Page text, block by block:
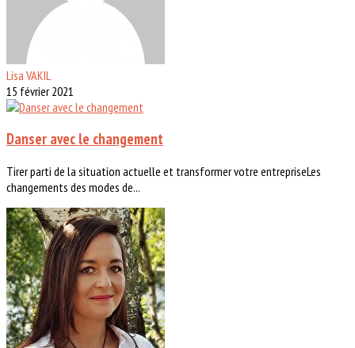
Lisa VAKIL
15 février 2021
Danser avec le changement
Tirer parti de la situation actuelle et transformer votre entrepriseLes
changements des modes de...